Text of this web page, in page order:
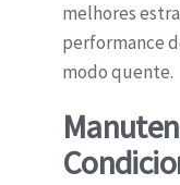
melhores
performance
modo quente.